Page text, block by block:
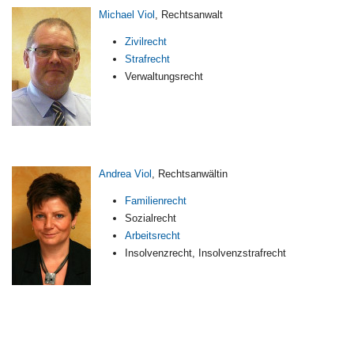
Michael Viol , Rechtsanwalt
Zivilrecht
Strafrecht
Verwaltungsrecht
Andrea Viol , Rechtsanwältin
Familienrecht
Sozialrecht
Arbeitsrecht
Insolvenzrecht, Insolvenzstrafrecht